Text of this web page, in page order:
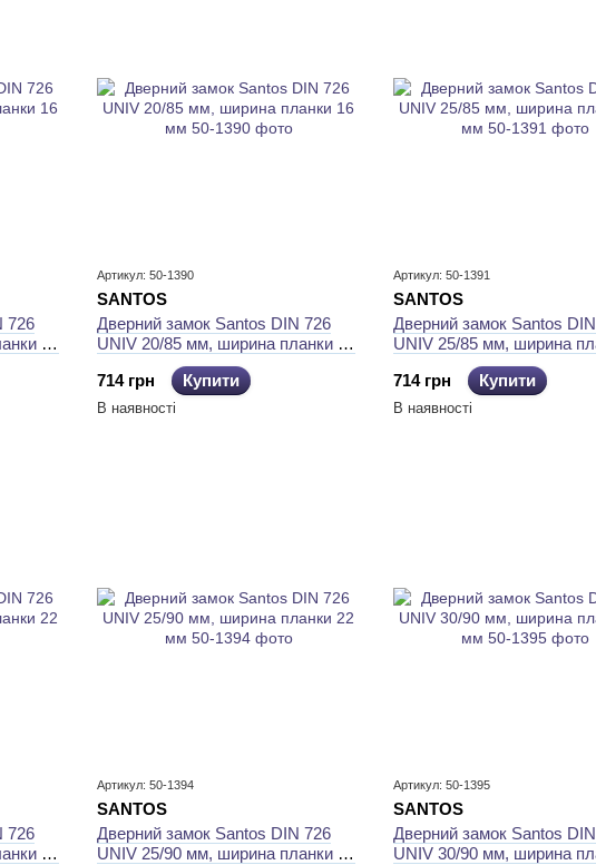
726
16
Артикул: 50-1390
SANTOS
Дверний замок Santos DIN 726
UNIV 20/85 мм, ширина планки 16
714 грн
Купити
В наявності
Артикул: 50-1391
SANTOS
Дверний замок Santos
UNIV 25/85 мм, ширина
714 грн
Купити
В наявності
726
22
Артикул: 50-1394
SANTOS
Дверний замок Santos DIN 726
UNIV 25/90 мм, ширина планки 22
Артикул: 50-1395
SANTOS
Дверний замок Santos
UNIV 30/90 мм, ширина